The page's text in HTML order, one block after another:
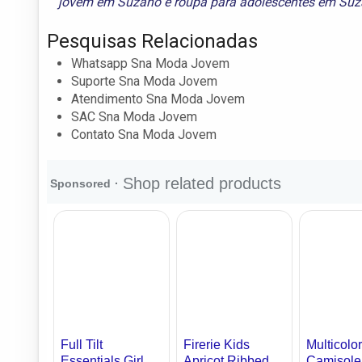
Pesquisas Relacionadas
Whatsapp Sna Moda Jovem
Suporte Sna Moda Jovem
Atendimento Sna Moda Jovem
SAC Sna Moda Jovem
Contato Sna Moda Jovem